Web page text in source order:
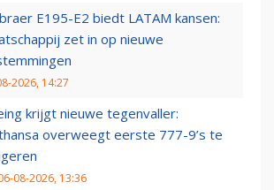
E195-E2 biedt LATAM kansen:
zet in op nieuwe
2026, 14:27
krijgt nieuwe tegenvaller:
overweegt eerste 777-9’s te
08-2026, 13:36